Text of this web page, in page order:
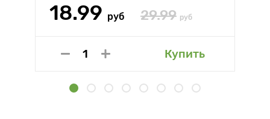
18.99 руб 29.99 руб
Купить